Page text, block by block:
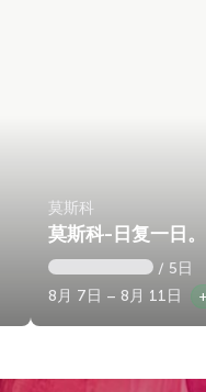
莫斯科
莫斯科-日复一日
/ 5日
8月 7日 – 8月 11日